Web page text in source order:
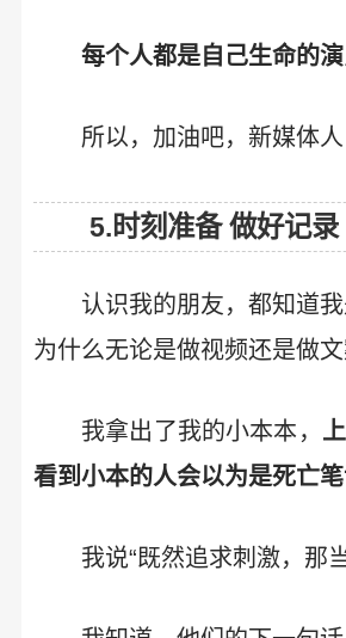
每个人都是自己生命的
所以，加油吧，新媒体
5.时刻准备 做好记录
认识我的朋友，都知道
为什么无论是做视频还是做
我拿出了我的小本本，
看到小本的人会以为是死亡笔
我说“既然追求刺激，那